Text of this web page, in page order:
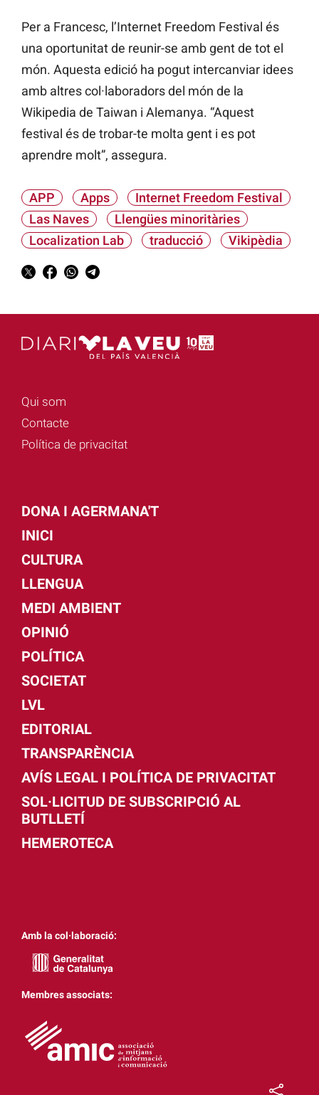
Per a Francesc, l’Internet Freedom Festival és
una oportunitat de reunir-se amb gent de tot el
món. Aquesta edició ha pogut intercanviar idees
amb altres col·laboradors del món de la
Wikipedia de Taiwan i Alemanya. “Aquest
festival és de trobar-te molta gent i es pot
aprendre molt”, assegura.
APP Apps
Internet Freedom Festival
Las Naves
Llengües minoritàries
Localization Lab
traducció Vikipèdia
Qui som
Contacte
Política de privacitat
DONA I AGERMANA'T
INICI
CULTURA
LLENGUA
MEDI AMBIENT
OPINIÓ
POLÍTICA
SOCIETAT
LVL
EDITORIAL
TRANSPARÈNCIA
AVÍS LEGAL I POLÍTICA DE PRIVACITAT
SOL·LICITUD DE SUBSCRIPCIÓ AL
BUTLLETÍ
HEMEROTECA
Amb la col·laboració:
Membres associats: